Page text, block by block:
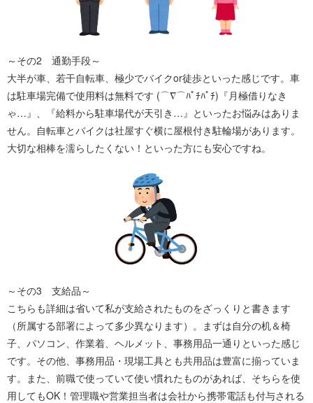
～その2 通勤手段～
大半が車、若干自転車、極少でバイクor徒歩といった感じです。車
は駐車場完備で使用料は無料です (⌒∇⌒ﾊﾟﾁﾊﾟﾁ)『月極借りなき
ゃ…』、『給料から駐車場代が天引き…』といったお悩みはありま
せん。自転車とバイクは社屋すぐ横に屋根付き駐輪場があります。
大切な相棒を濡らしたくない！といった方にも安心ですね。
～その3 支給品～
こちらも詳細は省いて私が支給されたものをざっくりと書きます
（所属する部署によって多少異なります）。まずは自分の机＆椅
子、パソコン、作業着、ヘルメット、事務用品一通りといった感じ
です。その他、事務用品・現場工具とも共用品は豊富に揃っていま
す。また、前職で使っていて使い慣れたものがあれば、そちらを使
用してもOK！管理職や営業担当者は会社から携帯電話も付与される